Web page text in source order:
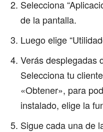
Selecciona
de la pantalla.
Luego elige
Verás desplegadas
Selecciona tu
«Obtener», para
instalado, elige la
Sigue cada una de